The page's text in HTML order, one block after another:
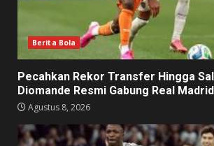
Berita Bola
Pecahkan Rekor Transfer Hingga
Diomande Resmi Gabung Real Madrid
Agustus 8, 2026